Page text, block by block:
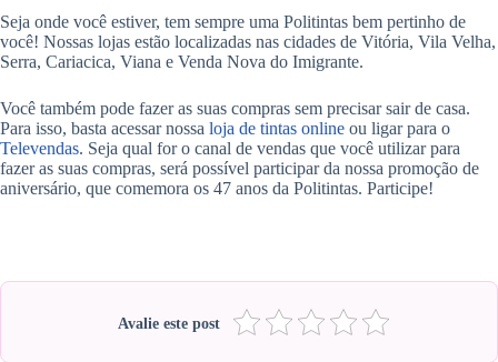
Seja onde você estiver, tem sempre uma Politintas bem pertinho de
você! Nossas lojas estão localizadas nas cidades de Vitória, Vila Velha,
Serra, Cariacica, Viana e Venda Nova do Imigrante.
Você também pode fazer as suas compras sem precisar sair de casa.
Para isso, basta acessar nossa loja de tintas online ou ligar para o
Televendas. Seja qual for o canal de vendas que você utilizar para
fazer as suas compras, será possível participar da nossa promoção de
aniversário, que comemora os 47 anos da Politintas. Participe!
Avalie este post